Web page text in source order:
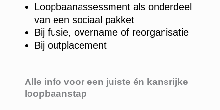
Loopbaanassessment als onderdeel
van een sociaal pakket
Bij fusie, overname of reorganisatie
Bij outplacement
Alle info voor een juiste én kansrijke
loopbaanstap